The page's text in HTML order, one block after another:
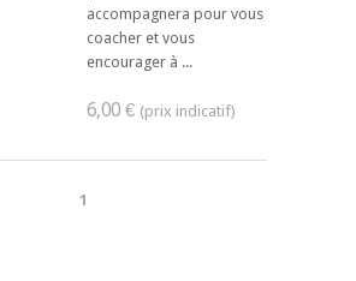
accompagnera pour vous
coacher et vous
encourager à ...
6,00 €
1